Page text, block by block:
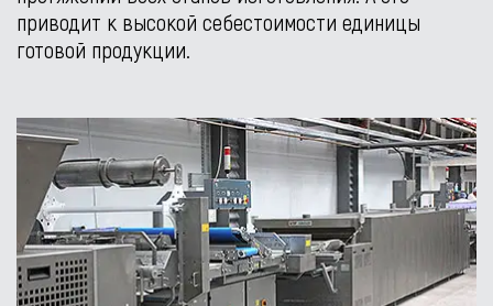
приводит к высокой себестоимости единицы
готовой продукции.